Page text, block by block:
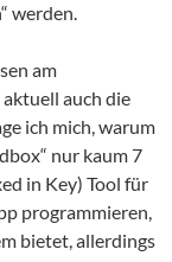
werden.
am
auch die
ich mich, warum
nur kaum 7
in Key) Tool für
programmieren,
bietet, allerdings